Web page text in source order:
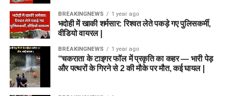
BREAKINGNEWS 1 year ago
भदोही में खाकी शर्मसार: रिश्वत लेते पकड़े गए पुलिसकर्मी,
वीडियो वायरल |
BREAKINGNEWS 1 year ago
“चकराता के टाइगर फॉल में प्रकृति का कहर — भारी पेड़
और पत्थरों के गिरने से 2 की मौके पर मौत, कई घायल |